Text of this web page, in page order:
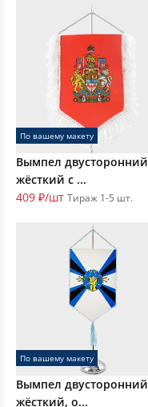
По вашему макету
Вымпел двусторонний
жёсткий с ...
409 ₽/шт Тираж 1-5 шт.
По вашему макету
Вымпел двусторонний
жёсткий, о...